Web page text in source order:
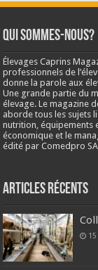
Qui sommes-nous?
Élevages Caprins
professionnels de
donne la parole aux
Une grande partie du
élevage. Le magazine
aborde tous les sujets
nutrition, équipements
économique et le
édité par Comedpro
Articles récents